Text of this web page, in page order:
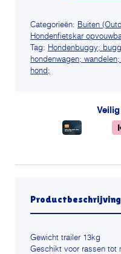
Trailer
DeLuxe
Rood-
grijs
Categorieën: Buiten
Hondenfietskar
Tag: Hondenbuggy;
hondenwagen;
hond;
Productbeschrijving
Gewicht trailer 13kg
Geschikt voor rassen tot